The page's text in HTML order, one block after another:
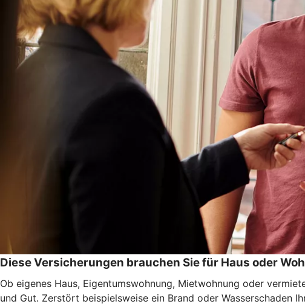
Diese Versicherungen brauchen Sie für Haus oder
Ob eigenes Haus, Eigentumswohnung, Mietwohnung oder
und Gut. Zerstört beispielsweise ein Brand oder Wasserschaden